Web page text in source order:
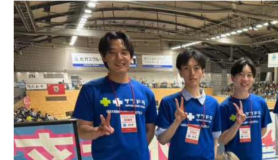
スタッフ紹介
先輩インタビュー
薬局紹介
仕事を知る
薬剤師
お知らせ
ブログ
国試問